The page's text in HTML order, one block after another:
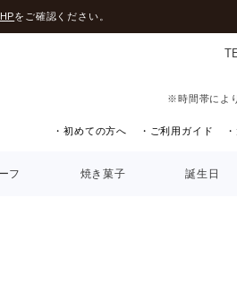
をご確認ください。
※時間帯によ
・初めての方へ ・ご利用ガイド
フ 焼き菓子 誕生日